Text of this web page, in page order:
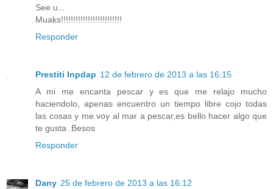
See u...
Muaks!!!!!!!!!!!!!!!!!!!!!!!!!
Responder
Prestiti Inpdap 12 de febrero de 2013 a las 16:15
A mi me encanta pescar y es que me relajo mucho
haciendolo, apenas encuentro un tiempo libre cojo todas
las cosas y me voy al mar a pescar,es bello hacer algo que
te gusta .Besos
Responder
Dany 25 de febrero de 2013 a las 16:12